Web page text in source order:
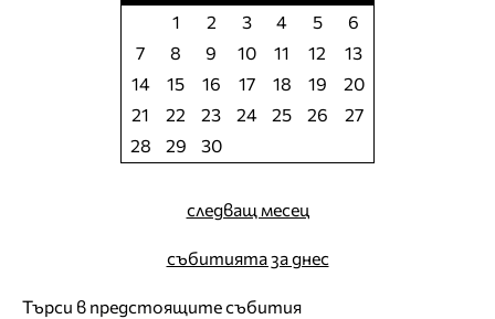
1
2 3 4 5
6
7
8 9 10 11 12
13
14
15 16 17 18 19
20
21
22 23 24 25 26
27
28
29 30
следващ месец
събитията за днес
Търси в предстоящите събития